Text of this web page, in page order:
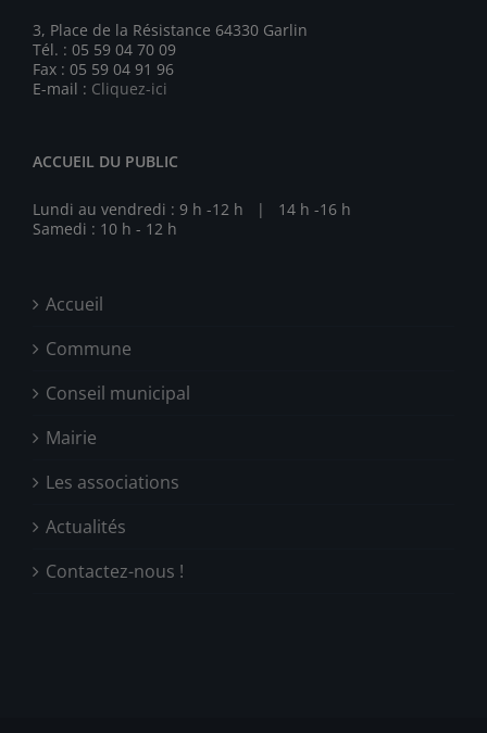
3, Place de la Résistance 64330 Garlin
Tél. : 05 59 04 70 09
Fax : 05 59 04 91 96
E-mail : Cliquez-ici
ACCUEIL DU PUBLIC
Lundi au vendredi : 9 h -12 h | 14 h -16 h
Samedi : 10 h - 12 h
Accueil
Commune
Conseil municipal
Mairie
Les associations
Actualités
Contactez-nous !